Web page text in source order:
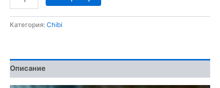
товара
Chibi
Категория: Chibi
Описание